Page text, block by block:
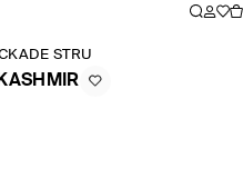
STRUMPOR I KASHMIR